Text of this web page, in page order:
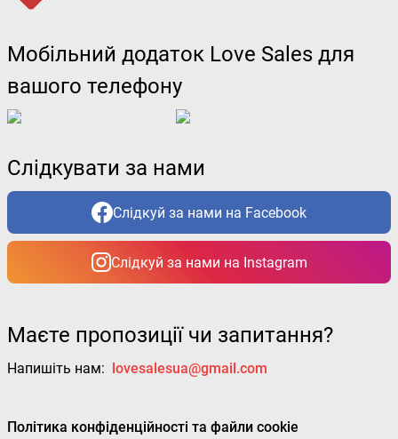
Мобільний додаток Love Sales для
вашого телефону
Слідкувати за нами
Слідкуй за нами на Facebook
Слідкуй за нами на Instagram
Маєте пропозиції чи запитання?
Напишіть нам: lovesalesua@gmail.com
Політика конфіденційності та файли cookie